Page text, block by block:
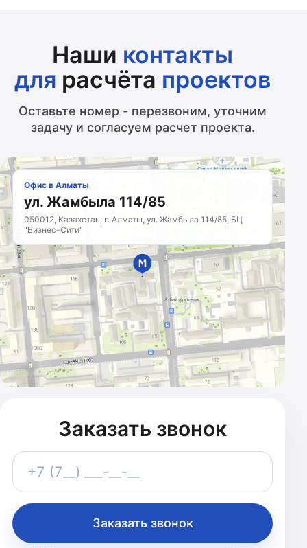
Наши контакты
для расчёта проектов
Оставьте номер - перезвоним, уточним
задачу и согласуем расчет проекта.
Офис в Алматы
ул. Жамбыла 114/85
050012, Казахстан, г. Алматы, ул. Жамбыла 114/85, БЦ
"Бизнес-Сити"МАРКЕТИНГОВОЕ
АГЕНТСТВО
Казахстан · с 2011 года
Заказать звонок
+7 (7__) ___-__-__
Заказать звонок